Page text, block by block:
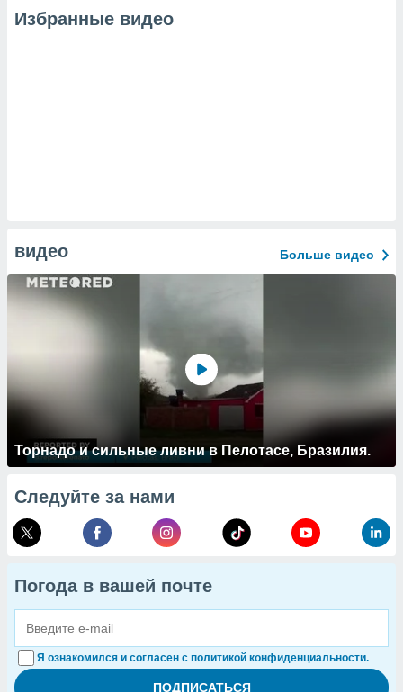
Избранные видео
видео Больше видео
Торнадо и сильные ливни в Пелотасе, Бразилия.
Следуйте за нами
Погода в вашей почте
Я ознакомился и согласен с политикой конфиденциальности.